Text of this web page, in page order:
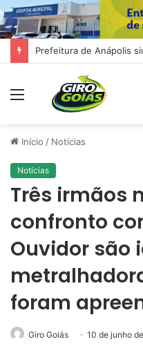
Menu
Início / Notícias
Notícias
Três irmãos
confronto
Ouvidor são
foram
Giro Goiás 10 de junho